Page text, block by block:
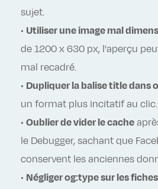
sujet.
• Utiliser une image mal
de 1200 x 630 px, l'aperçu
mal recadré.
• Dupliquer la balise title dans
un format plus incitatif au clic.
• Oublier de vider le cache
le Debugger, sachant que
conservent les anciennes
• Négliger og:type sur les